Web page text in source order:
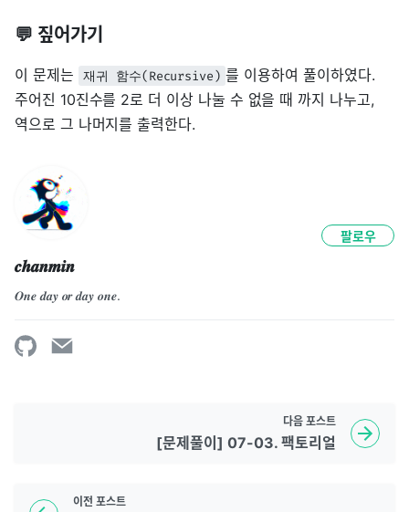
💬 짚어가기
이 문제는 재귀 함수(Recursive) 를 이용하여 풀이하였다.
주어진 10진수를 2로 더 이상 나눌 수 없을 때 까지 나누고,
역으로 그 나머지를 출력한다.
𝒄𝒉𝒂𝒏𝒎𝒊𝒏
𝑶𝒏𝒆 𝒅𝒂𝒚 𝒐𝒓 𝒅𝒂𝒚 𝒐𝒏𝒆.
팔로우
이전 포스트
다음 포스트
[문제풀이] 07-03. 팩토리얼